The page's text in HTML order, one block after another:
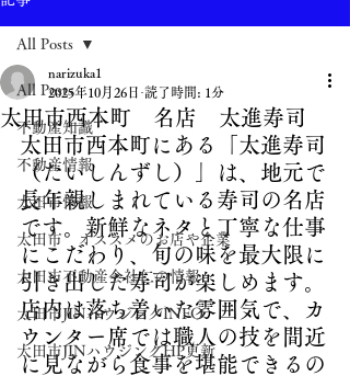
All Posts
不動産知識
不動産情報
太田市情報
太田市 オススメのお店や企業
太田市不動産会社仁の情報
太田市JINハウジングINFO
太田市JINハウジングHP更新
All Posts
太田市西本町 名店 太進寿司
narizuka1
2025年10月26日 読了時間: 1分
太田市西本町にある「太進寿司
（たいしんずし）」は、地元で
長年親しまれている寿司の名店
です。新鮮なネタと丁寧な仕事
にこだわり、旬の味を最大限に
引き出した寿司が楽しめます。
店内は落ち着いた雰囲気で、カ
ウンター席では職人の技を間近
に見ながら食事を堪能できるの